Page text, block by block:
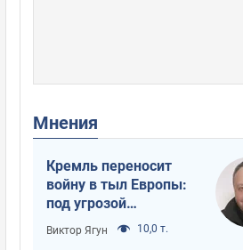
Мнения
Кремль переносит
войну в тыл Европы:
под угрозой
критическая
логистика
Виктор Ягун 10,0 т.